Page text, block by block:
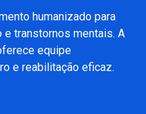
humanizado para
transtornos mentais. A
equipe
e reabilitação eficaz.